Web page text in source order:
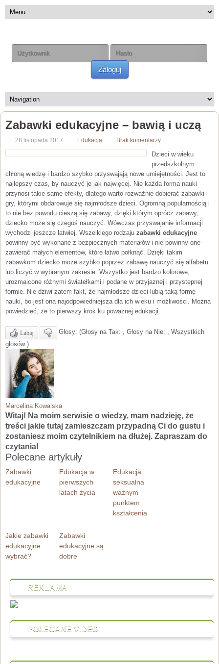
Zaloguj
Zabawki edukacyjne – bawią i uczą
28 listopada 2017 Edukacja Brak komentarzy
Dzieci w wieku
przedszkolnym
chłoną wiedzę i bardzo szybko przyswajają nowe umiejętności. Jest to
najlepszy czas, by nauczyć je jak najwięcej. Nie każda forma nauki
przynosi takie same efekty, dlatego warto rozważnie dobierać zabawki i
gry, którymi obdarowuje się najmłodsze dzieci. Ogromną popularnością i
to nie bez powodu cieszą się zabawy, dzięki którym oprócz zabawy,
dziecko może się czegoś nauczyć. Wówczas przyswajanie informacji
wychodzi jeszcze łatwiej. Wszelkiego rodzaju zabawki edukacyjne
powinny być wykonane z bezpiecznych materiałów i nie powinny one
zawierać małych elementów, które łatwo połknąć. Dzięki takim
zabawkom dziecko może szybko poprzez zabawę nauczyć się alfabetu
lub liczyć w wybranym zakresie. Wszystko jest bardzo kolorowe,
urozmaicone różnymi światełkami i podane w przyjaznej i przystępnej
formie. Nie dziwi zatem fakt, że najmłodsze dzieci lubią taką formę
nauki, bo jest ona najodpowiedniejsza dla ich wieku i możliwości. Można
powiedzieć, że to pierwszy krok ku poważnej edukacji.
Lubię
Głosy: (Głosy na Tak: , Głosy na Nie: , Wszystkich
głosów:)
Marcelina Kowalska
Witaj! Na moim serwisie o wiedzy, mam nadzieję, że
treści jakie tutaj zamieszczam przypadną Ci do gustu i
zostaniesz moim czytelnikiem na dłużej. Zapraszam do
czytania!
Polecane artykuły
Zabawki
edukacyjne
Edukacja w
pierwszych
latach życia
Edukacja
seksualna
ważnym
punktem
kształcenia
Jakie zabawki
edukacyjne
wybrać?
Zabawki
edukacyjne są
dobre
REKLAMA
POLECANE VIDEO